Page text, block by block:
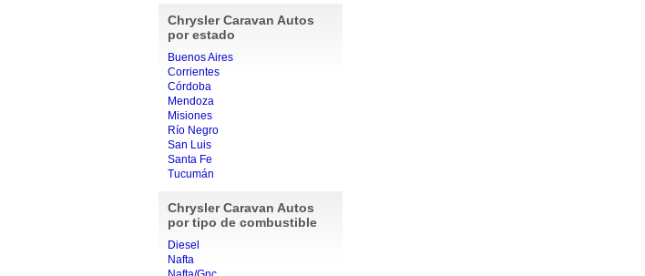
Chrysler Caravan Autos
por estado
Buenos Aires
Corrientes
Córdoba
Mendoza
Misiones
Río Negro
San Luis
Santa Fe
Tucumán
Chrysler Caravan Autos
por tipo de combustible
Diesel
Nafta